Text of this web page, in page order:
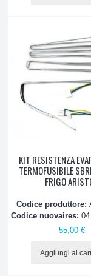
Lampadine
Maniglie
Piastre
Resistenze
Temporizzatori
KIT RESISTENZA
TERMOFUSIBILE
FRIGO
Codice produttore:
Codice nuovaires:
55,00 €
Aggiungi al